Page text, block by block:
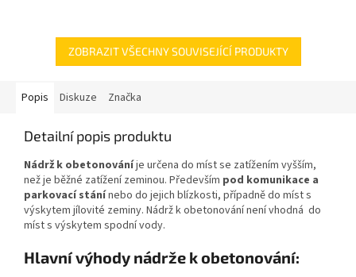
ZOBRAZIT VŠECHNY SOUVISEJÍCÍ PRODUKTY
Popis Diskuze Značka
Detailní popis produktu
Nádrž k obetonováníje určena do míst se zatížením vyšším,
než je běžné zatížení zeminou. Především pod komunikace a
parkovací stánínebo do jejich blízkosti, případně do míst s
výskytem jílovité zeminy. Nádrž k obetonování není vhodná do
míst s výskytem spodní vody.
Hlavní výhody nádrže k obetonování: